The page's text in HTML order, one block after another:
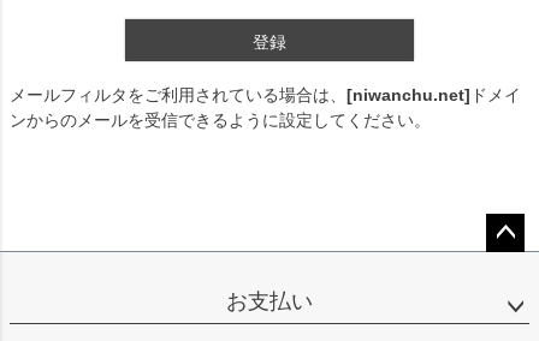
登録
メールフィルタをご利用されている場合は、 [niwanchu.net] ドメイ
ンからのメールを受信できるように設定してください。
ップ
お支払い